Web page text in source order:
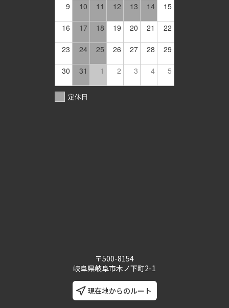
9 10 11 12 13 14 15
16 17 18 19 20 21 22
23 24 25 26 27 28 29
30 31 1 2 3 4 5
定休日
〒500-8154
岐阜県岐阜市木ノ下町2-1
現在地からのルート